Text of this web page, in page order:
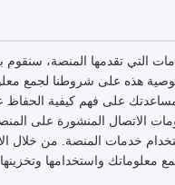
التي تقدمها المنصة،
هذه على شروطنا لجمع
على فهم كيفية
الاتصال المنشورة على
خدمات المنصة. من خلال
واستخدامها